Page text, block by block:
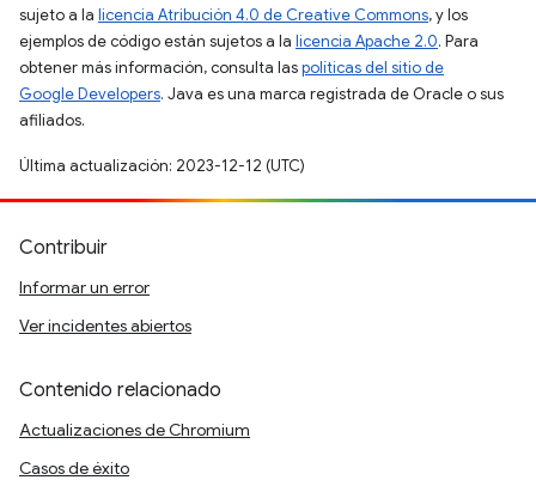
sujeto a la licencia Atribución 4.0 de Creative Commons, y los
ejemplos de código están sujetos a la licencia Apache 2.0. Para
obtener más información, consulta laspolíticas del sitio de
Google Developers. Java es una marca registrada de Oracle o sus
afiliados.
Última actualización: 2023-12-12 (UTC)
Contribuir
Informar un error
Ver incidentes abiertos
Contenido relacionado
Actualizaciones de Chromium
Casos de éxito